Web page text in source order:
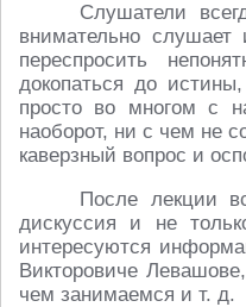
Слушатели
внимательно слушает
переспросить
докопаться до
просто во многом с
наоборот, ни с чем не
каверзный вопрос и
После лекции
дискуссия и не
интересуются
Викторовиче
чем занимаемся и т. д.